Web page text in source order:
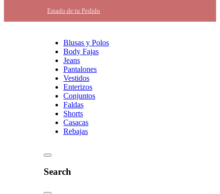
Estado de tu Pedido
Blusas y Polos
Body Fajas
Jeans
Pantalones
Vestidos
Enterizos
Conjuntos
Faldas
Shorts
Casacas
Rebajas
Search